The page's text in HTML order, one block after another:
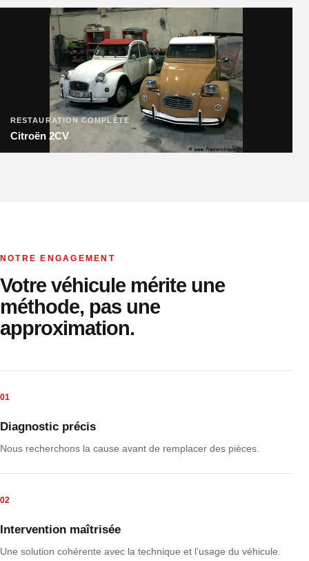
RESTAURATION COMPLÈTE
Citroën 2CV
NOTRE ENGAGEMENT
Votre véhicule mérite une
méthode, pas une
approximation.
01
Diagnostic précis
Nous recherchons la cause avant de remplacer des pièces.
02
Intervention maîtrisée
Une solution cohérente avec la technique et l’usage du véhicule.